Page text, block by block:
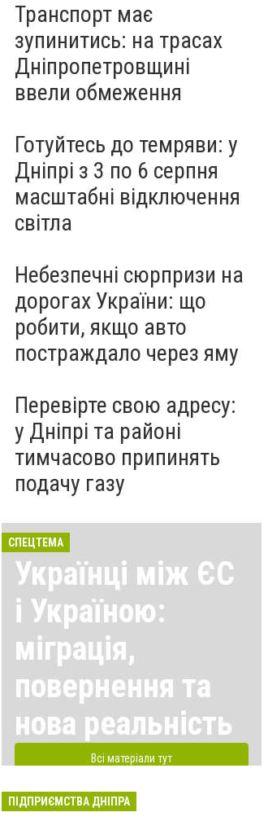
Транспорт має
зупинитись: на трасах
Дніпропетровщині
ввели обмеження
Готуйтесь до темряви: у
Дніпрі з 3 по 6 серпня
масштабні відключення
світла
Небезпечні сюрпризи на
дорогах України: що
робити, якщо авто
постраждало через яму
Перевірте свою адресу:
у Дніпрі та районі
тимчасово припинять
подачу газу
СПЕЦТЕМА
Українці між ЄС
і Україною:
міграція,
повернення та
нова реальність
Всі матеріали тут
ПІДПРИЄМСТВА ДНІПРА